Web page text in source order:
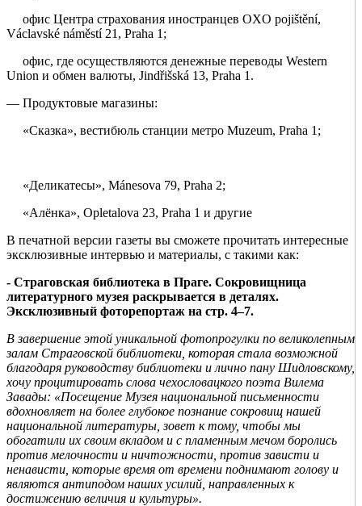
офис Центра страхования иностранцев OXO pojištění,
Václavské náměstí 21, Praha 1;
офис, где осуществляются денежные переводы Western
Union и обмен валюты, Jindřišská 13, Praha 1.
— Продуктовые магазины:
«Сказка», вестибюль станции метро Muzeum, Praha 1;
«Деликатесы», Mánesova 79, Praha 2;
«Алёнка», Opletalova 23, Praha 1 и другие
В печатной версии газеты вы сможете прочитать интересные
эксклюзивные интервью и материалы, с такими как:
- Страговская библиотека в Праге. Сокровищница
литературного музея раскрывается в деталях.
Эксклюзивный фоторепортаж на стр. 4–7.
В завершение этой уникальной фотопрогулки по великолепным
залам Страговской библиотеки, которая стала возможной
благодаря руководству библиотеки и лично пану Шидловскому,
хочу процитировать слова чехословацкого поэта Вилема
Завады: «Посещение Музея национальной письменности
вдохновляет на более глубокое познание сокровищ нашей
национальной литературы, зовет к тому, чтобы мы
обогатили их своим вкладом и с пламенным мечом боролись
против мелочности и ничтожности, против зависти и
ненависти, которые время от времени поднимают голову и
являются антиподом наших усилий, направленных к
достижению величия и культуры».